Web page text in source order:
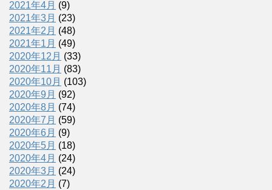
2021年4月 (9)
2021年3月 (23)
2021年2月 (48)
2021年1月 (49)
2020年12月 (33)
2020年11月 (83)
2020年10月 (103)
2020年9月 (92)
2020年8月 (74)
2020年7月 (59)
2020年6月 (9)
2020年5月 (18)
2020年4月 (24)
2020年3月 (24)
2020年2月 (7)